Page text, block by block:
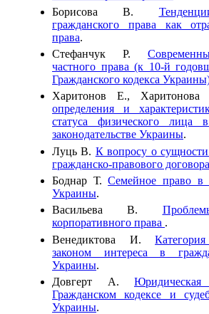
Борисова В.
гражданского права как
права.
Стефанчук Р.
частного права (к 10-й
Гражданского кодекса
Харитонов Е.,
определения и
статуса физического лица
законодательстве Украины.
Луць В. К вопросу о
гражданско-правового договора
Боднар Т.Семейное право в
Украины.
Васильева В.
корпоративного права .
Венедиктова И.
законом интереса в
Украины.
Довгерт А.
Гражданском кодексе и
Украины.